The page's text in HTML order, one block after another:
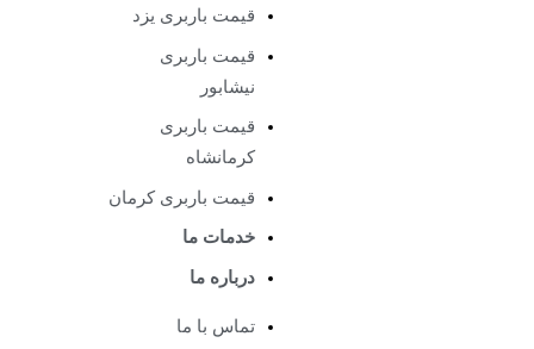
قیمت باربری یزد
قیمت باربری
نیشابور
قیمت باربری
کرمانشاه
قیمت باربری کرمان
خدمات ما
درباره ما
تماس با ما